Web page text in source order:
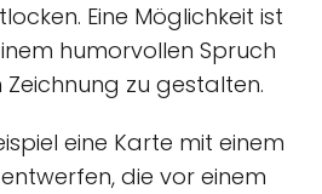
Eine Möglichkeit ist
humorvollen Spruch
zu gestalten.
eine Karte mit einem
die vor einem